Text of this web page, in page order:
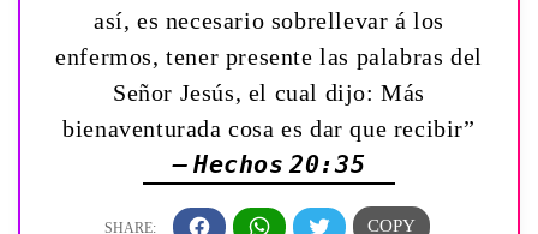
así, es necesario sobrellevar á los
enfermos, tener presente las palabras del
Señor Jesús, el cual dijo: Más
bienaventurada cosa es dar que recibir”
— Hechos 20:35